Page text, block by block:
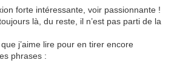
forte intéressante, voir passionnante !
là, du reste, il n’est pas parti de la
j’aime lire pour en tirer encore
phrases :